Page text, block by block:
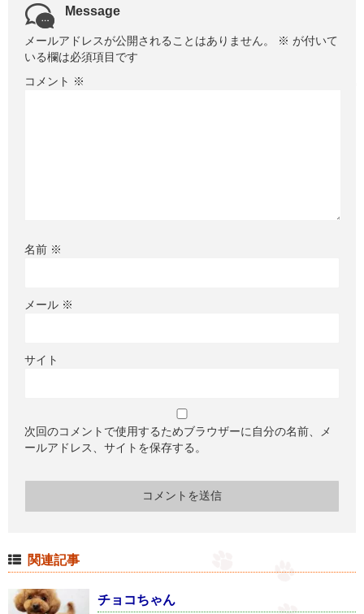
Message
メールアドレスが公開されることはありません。 ※ が付いて
いる欄は必須項目です
コメント ※
名前 ※
メール ※
サイト
次回のコメントで使用するためブラウザーに自分の名前、メ
ールアドレス、サイトを保存する。
関連記事
チョコちゃん